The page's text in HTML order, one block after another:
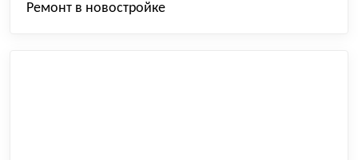
Ремонт в новостройке